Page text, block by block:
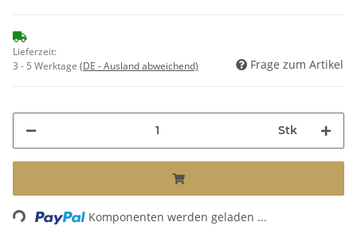
Lieferzeit:
3 - 5 Werktage (DE - Ausland abweichend) Frage zum Artikel
Stk
Loading... Komponenten werden geladen ...